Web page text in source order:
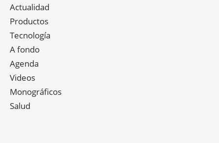
Actualidad
Productos
Tecnología
A fondo
Agenda
Videos
Monográficos
Salud